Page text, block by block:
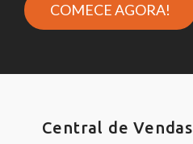
COMECE AGORA!
Central de Vendas